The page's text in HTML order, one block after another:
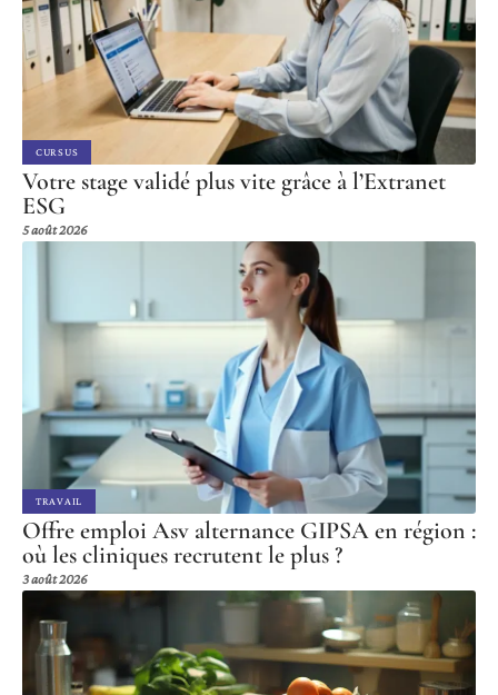
CURSUS
Votre stage validé plus vite grâce à l’Extranet
ESG
5 août 2026
TRAVAIL
Offre emploi Asv alternance GIPSA en région :
où les cliniques recrutent le plus ?
3 août 2026